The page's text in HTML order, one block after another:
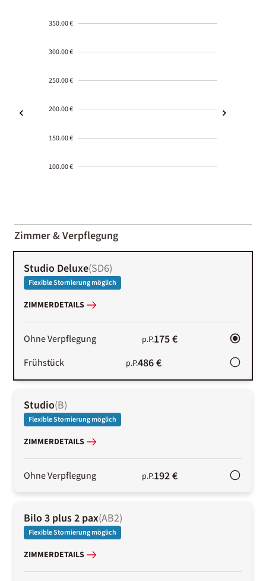
350.00 €
300.00 €
250.00 €
200.00 €
150.00 €
100.00 €
01-02
Zimmer & Verpflegung
Studio Deluxe(SD6)
Flexible Stornierung möglich
ZIMMERDETAILS
Ohne Verpflegung p.P.175 €
Frühstück p.P.486 €
Studio(B)
Flexible Stornierung möglich
ZIMMERDETAILS
Ohne Verpflegung p.P.192 €
Bilo 3 plus 2 pax(AB2)
Flexible Stornierung möglich
ZIMMERDETAILS